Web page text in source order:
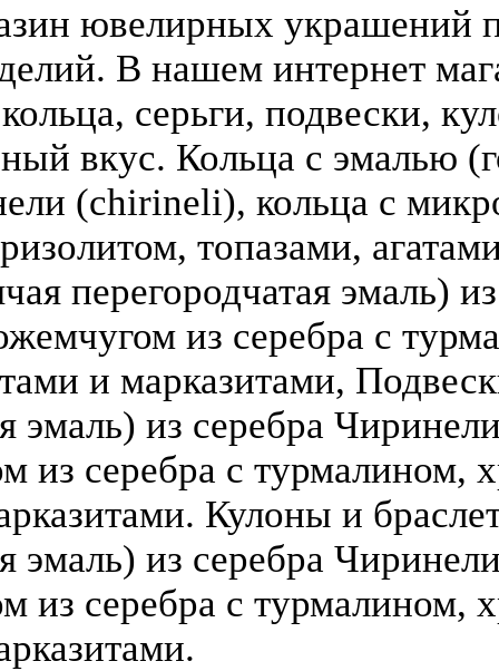
ювелирных украшений
В нашем интернет
серьги, подвески,
вкус. Кольца с эмалью
(chirineli), кольца с
топазами,
перегородчатая эмаль)
из серебра с
и марказитами,
эмаль) из серебра
из серебра с турмалином,
Кулоны и
эмаль) из серебра
из серебра с турмалином,